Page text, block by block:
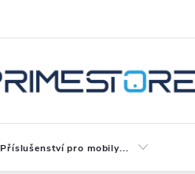
Příslušenství pro mobily...